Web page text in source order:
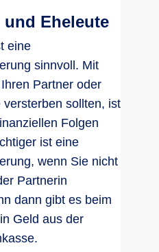
und Eheleute
eine
sinnvoll. Mit
Partner oder
sollten, ist
Folgen
ist eine
wenn Sie nicht
Partnerin
dann gibt es beim
Geld aus der